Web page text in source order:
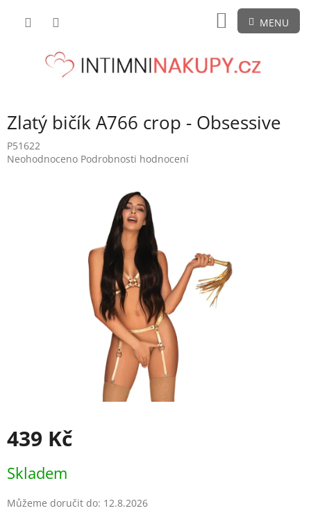
NÁKUPNÍ
KOŠÍK
Zlatý bičík A766 crop - Obsessive
P51622
Průměrné
Neohodnoceno Podrobnosti hodnocení
439 Kč
cena:
Skladem
Můžeme doručit do: 12.8.2026